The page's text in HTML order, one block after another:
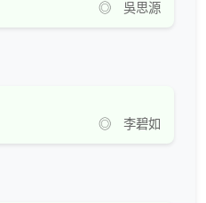
◎ 吳思源
◎ 李碧如